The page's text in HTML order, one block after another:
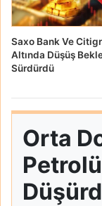
Saxo Bank Ve
Altında Düşüş
Sürdürdü
Orta